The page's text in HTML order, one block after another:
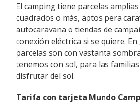
El camping tiene parcelas
cuadrados o más, aptos pera
autocaravana o tiendas de
conexión eléctrica si se quiere.
parcelas son con vastanta
tenemos con sol, para las
disfrutar del sol.
Tarifa con tarjeta Mundo